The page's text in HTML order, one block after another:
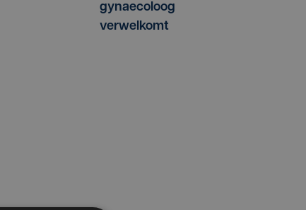
gynaecoloog
verwelkomt